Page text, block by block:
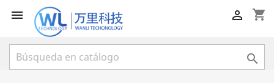
 shopping_cart

